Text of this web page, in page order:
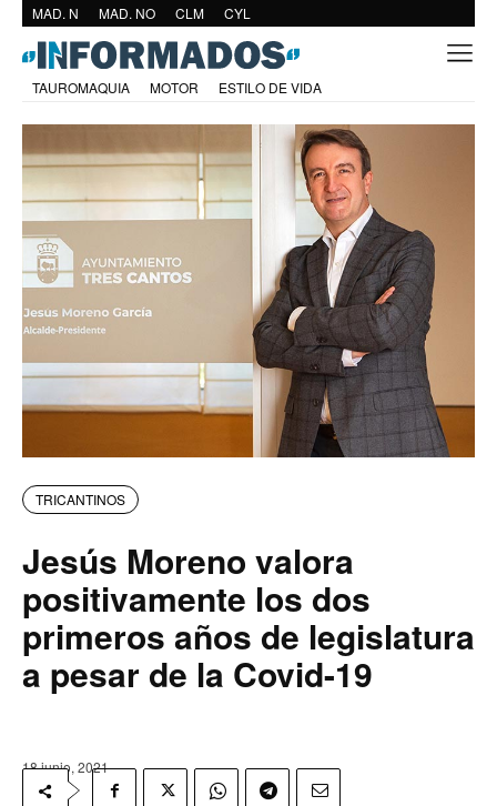
MAD. N MAD. NO CLM CYL
TAUROMAQUIA MOTOR ESTILO DE VIDA
TRICANTINOS
Jesús Moreno valora
positivamente los dos
primeros años de legislatura
a pesar de la Covid-19
18 junio, 2021